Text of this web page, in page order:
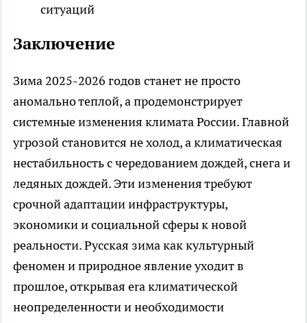
ситуаций
Заключение
Зима 2025-2026 годов станет не просто
аномально теплой, а продемонстрирует
системные изменения климата России. Главной
угрозой становится не холод, а климатическая
нестабильность с чередованием дождей, снега и
ледяных дождей. Эти изменения требуют
срочной адаптации инфраструктуры,
экономики и социальной сферы к новой
реальности. Русская зима как культурный
феномен и природное явление уходит в
прошлое, открывая era климатической
неопределенности и необходимости